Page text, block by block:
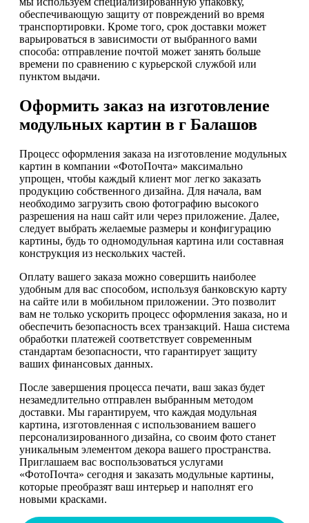
обеспечивающую защиту от повреждений во время
транспортировки. Кроме того, срок доставки может
варьироваться в зависимости от выбранного вами
способа: отправление почтой может занять больше
времени по сравнению с курьерской службой или
пунктом выдачи.
Оформить заказ на изготовление
модульных картин в г Балашов
Процесс оформления заказа на изготовление модульных
картин в компании «ФотоПочта» максимально
упрощен, чтобы каждый клиент мог легко заказать
продукцию собственного дизайна. Для начала, вам
необходимо загрузить свою фотографию высокого
разрешения на наш сайт или через приложение. Далее,
следует выбрать желаемые размеры и конфигурацию
картины, будь то одномодульная картина или составная
конструкция из нескольких частей.
Оплату вашего заказа можно совершить наиболее
удобным для вас способом, используя банковскую карту
на сайте или в мобильном приложении. Это позволит
вам не только ускорить процесс оформления заказа, но и
обеспечить безопасность всех транзакций. Наша система
обработки платежей соответствует современным
стандартам безопасности, что гарантирует защиту
ваших финансовых данных.
После завершения процесса печати, ваш заказ будет
незамедлительно отправлен выбранным методом
доставки. Мы гарантируем, что каждая модульная
картина, изготовленная с использованием вашего
персонализированного дизайна, со своим фото станет
уникальным элементом декора вашего пространства.
Приглашаем вас воспользоваться услугами
«ФотоПочта» сегодня и заказать модульные картины,
которые преобразят ваш интерьер и наполнят его
новыми красками.